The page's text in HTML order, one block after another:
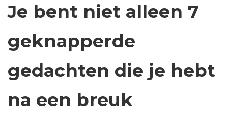
Je bent niet alleen 7
geknapperde
gedachten die je hebt
na een breuk